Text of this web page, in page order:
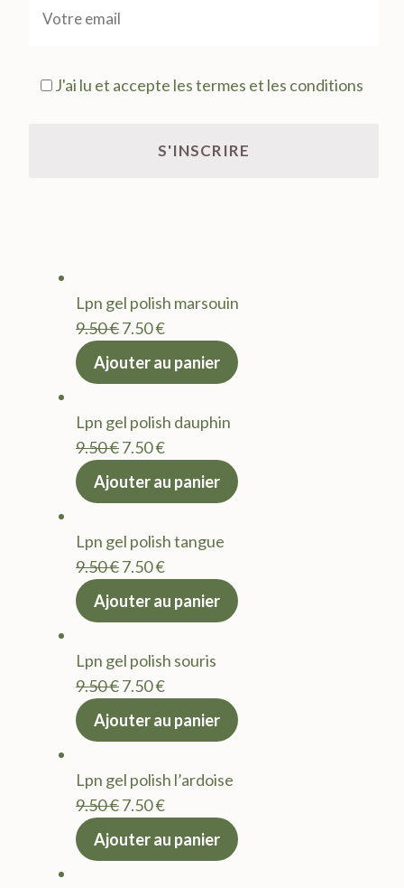
J'ai lu et accepte les termes et les conditions
Lpn gel polish marsouin
9.50€Le
prix
9.50 €.
7.50€Le
actuel
7.50 €.
Ajouter au panier
Lpn gel polish dauphin
9.50€Le
prix
9.50 €.
7.50€Le
actuel
7.50 €.
Ajouter au panier
Lpn gel polish tangue
9.50€Le
prix
9.50 €.
7.50€Le
actuel
7.50 €.
Ajouter au panier
Lpn gel polish souris
9.50€Le
prix
9.50 €.
7.50€Le
actuel
7.50 €.
Ajouter au panier
Lpn gel polish l’ardoise
9.50€Le
prix
7.50€Le
actuel
Ajouter au panier